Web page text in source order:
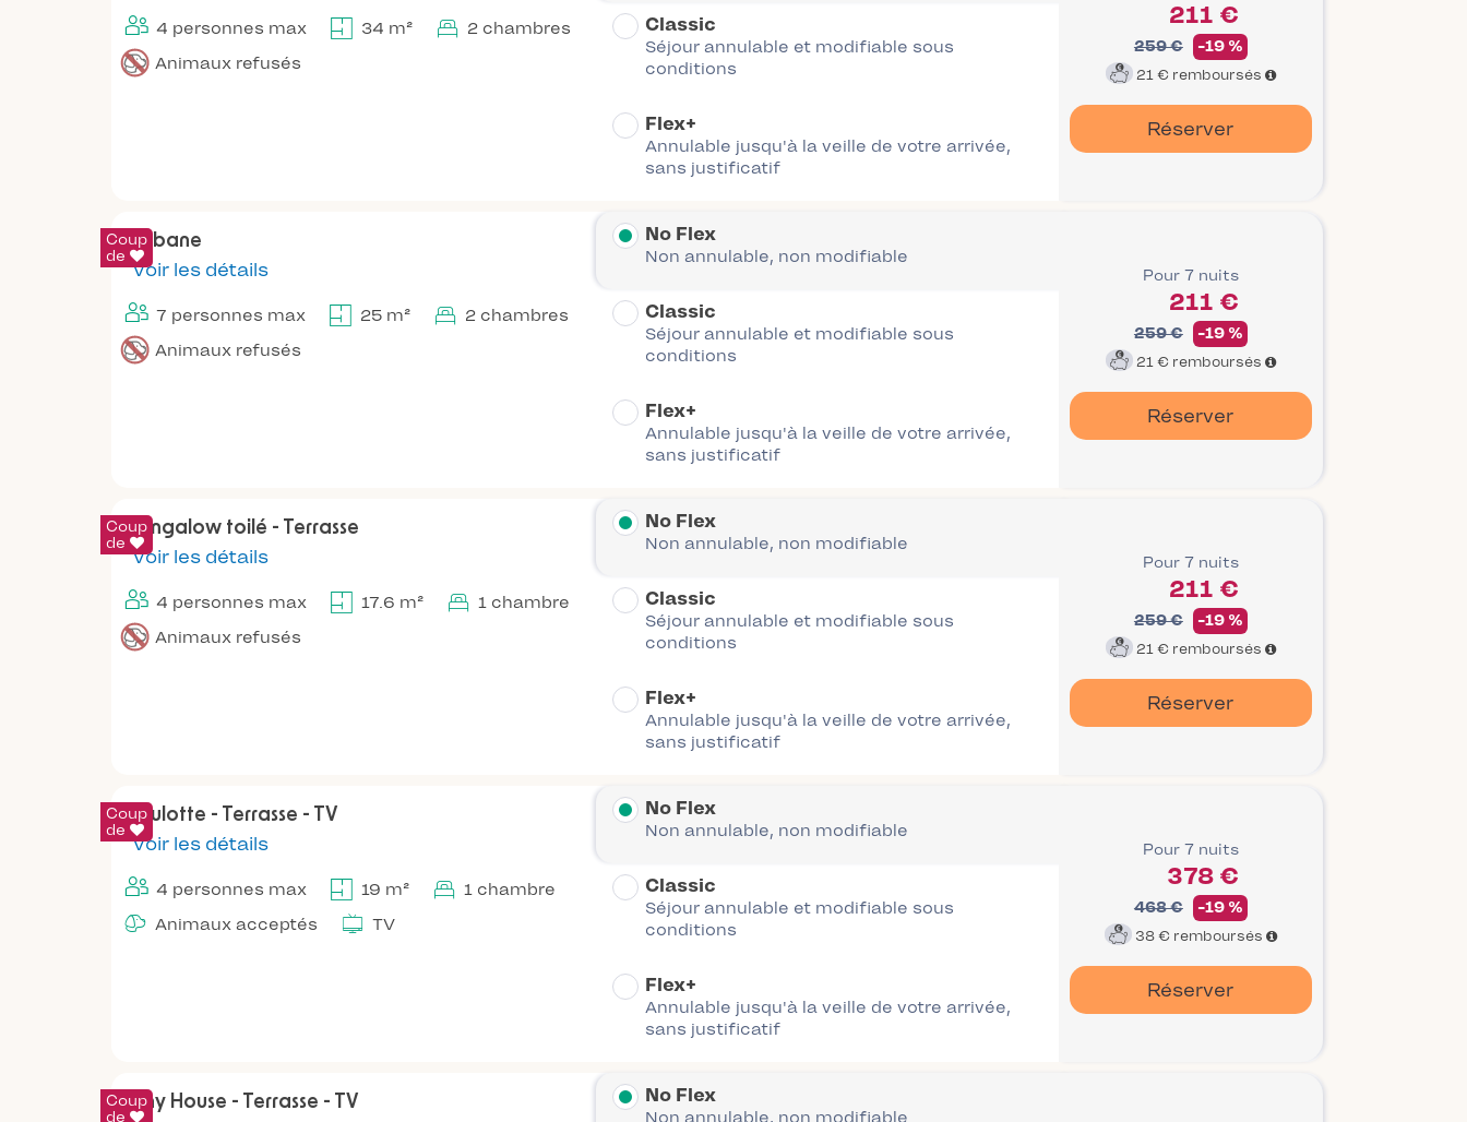
4 personnes max 34 m²
2 chambres
Animaux refusés
Classic
Séjour annulable et modifiable sous
conditions
Flex+
Annulable jusqu'à la veille de votre arrivée,
sans justificatif
211 €
259 € -19 %
21 € remboursés
Réserver
Coup
de
Cabane
Voir les détails
7 personnes max 25 m²
2 chambres
Animaux refusés
No Flex
Non annulable, non modifiable
Classic
Séjour annulable et modifiable sous
conditions
Flex+
Annulable jusqu'à la veille de votre arrivée,
sans justificatif
Pour 7 nuits
211 €
259 € -19 %
21 € remboursés
Réserver
Coup
de
Bungalow toilé - Terrasse
Voir les détails
4 personnes max 17.6 m²
1 chambre
Animaux refusés
No Flex
Non annulable, non modifiable
Classic
Séjour annulable et modifiable sous
conditions
Flex+
Annulable jusqu'à la veille de votre arrivée,
sans justificatif
Pour 7 nuits
211 €
259 € -19 %
21 € remboursés
Réserver
Coup
de
Roulotte - Terrasse - TV
Voir les détails
4 personnes max 19 m²
1 chambre
Animaux acceptés
TV
No Flex
Non annulable, non modifiable
Classic
Séjour annulable et modifiable sous
conditions
Flex+
Annulable jusqu'à la veille de votre arrivée,
sans justificatif
Pour 7 nuits
378 €
468 € -19 %
38 € remboursés
Réserver
Coup
de
Tiny House - Terrasse - TV No Flex
Non annulable, non modifiable